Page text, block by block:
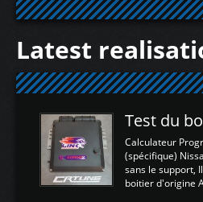
Latest
Calculateur
(spécifique)
sans le support,
boitier d'origine